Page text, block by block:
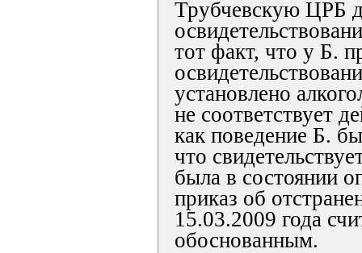
Трубчевскую ЦРБ
тот факт, что у Б.
установлено
не соответствует
как поведение Б.
что
была в состоянии
приказ об
15.03.2009 года
обоснованным.